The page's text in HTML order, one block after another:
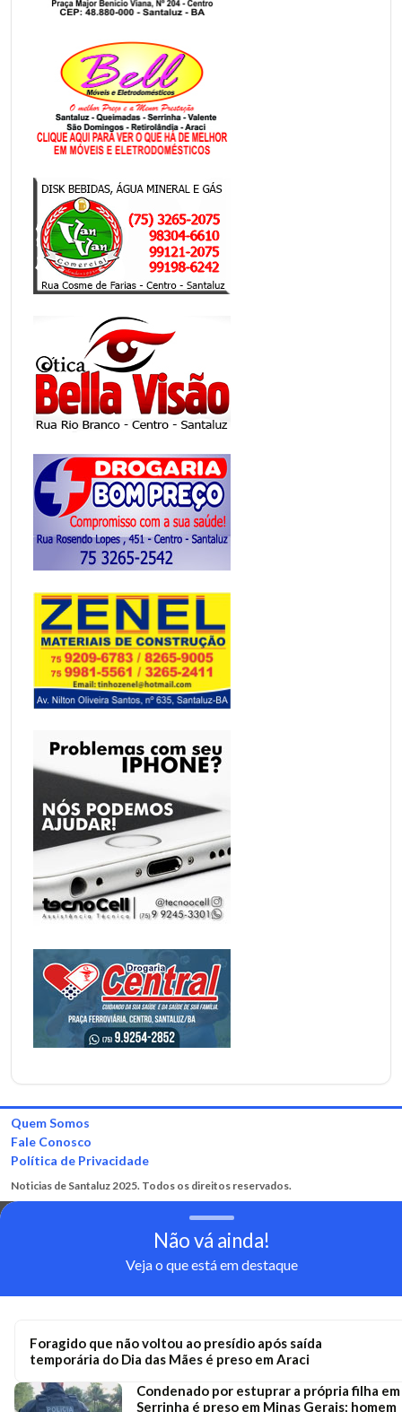
Quem Somos
Fale Conosco
Política de Privacidade
Noticias de Santaluz 2025. Todos os direitos reservados.
Não vá ainda!
Veja o que está em destaque
Foragido que não voltou ao presídio após saída
temporária do Dia das Mães é preso em Araci
Condenado por estuprar a própria filha em
Serrinha é preso em Minas Gerais; homem